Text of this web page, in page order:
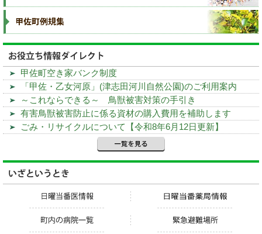
甲佐町空き家バンク制度
「甲佐・乙女河原」(津志田河川自然公園)のご利用案内
～これならできる～ 鳥獣被害対策の手引き
有害鳥獣被害防止に係る資材の購入費用を補助します
ごみ・リサイクルについて【令和8年6月12日更新】